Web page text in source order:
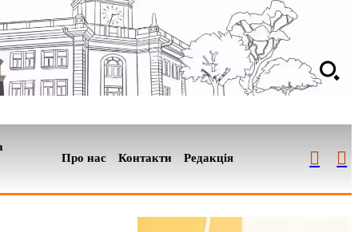
Про нас
Контакти Редакція